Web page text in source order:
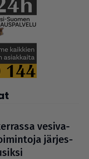
vesi­va­
jär­jes­